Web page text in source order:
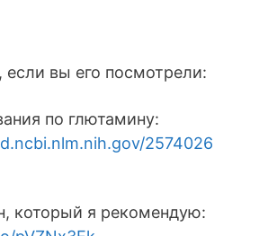
если вы его посмотрели:
по глютамину:
2574026
который я рекомендую: